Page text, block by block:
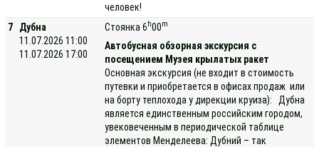
человек!
7
Дубна
11.07.2026 11:00
11.07.2026 17:00
Стоянка 6 h00m
Автобусная обзорная экскурсия с
посещением Музея крылатых ракет
Основная экскурсия (не входит в стоимость
путевки и приобретается в офисах продаж или
на борту теплохода у дирекции круиза): Дубна
является единственным российским городом,
увековеченным в периодической таблице
элементов Менделеева: Дубний – так